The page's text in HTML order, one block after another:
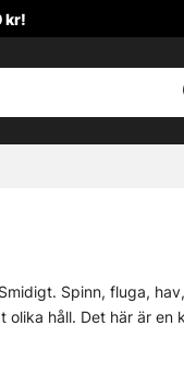
kr!
Spinn, fluga,
håll. Det här är